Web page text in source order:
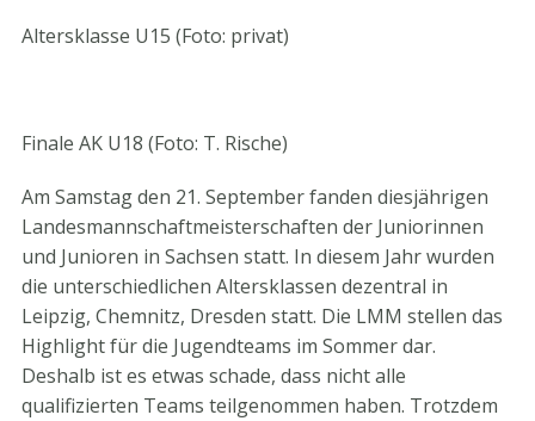
Altersklasse U15 (Foto: privat)
Finale AK U18 (Foto: T. Rische)
Am Samstag den 21. September fanden diesjährigen
Landesmannschaftmeisterschaften der Juniorinnen
und Junioren in Sachsen statt. In diesem Jahr wurden
die unterschiedlichen Altersklassen dezentral in
Leipzig, Chemnitz, Dresden statt. Die LMM stellen das
Highlight für die Jugendteams im Sommer dar.
Deshalb ist es etwas schade, dass nicht alle
qualifizierten Teams teilgenommen haben. Trotzdem